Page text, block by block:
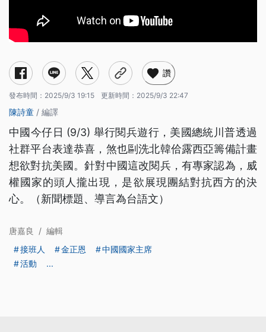
讚
發布時間： 2025/9/3 19:15 更新時間： 2025/9/3 22:47
陳詩童 / 編譯
中國今仔日 (9/3) 舉行閱兵遊行，美國總統川普透過
社群平台表達恭喜，煞也剾洗北韓佮露西亞籌備計畫
想欲對抗美國。針對中國這改閱兵，有專家認為，威
權國家的頭人攏出現，是欲展現團結對抗西方的決
心。（新聞標題、導言為台語文）
唐嘉良 / 編輯
接班人
金正恩
中國國家主席
活動
...